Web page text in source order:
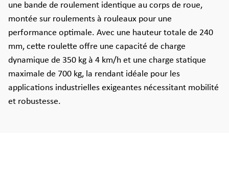
une bande de roulement identique au corps de roue,
montée sur roulements à rouleaux pour une
performance optimale. Avec une hauteur totale de 240
mm, cette roulette offre une capacité de charge
dynamique de 350 kg à 4 km/h et une charge statique
maximale de 700 kg, la rendant idéale pour les
applications industrielles exigeantes nécessitant mobilité
et robustesse.